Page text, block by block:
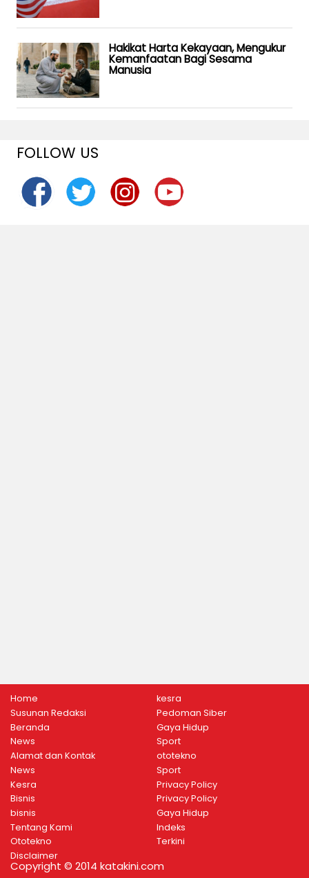
Hakikat Harta Kekayaan, Mengukur
Kemanfaatan Bagi Sesama
Manusia
FOLLOW US
Home
Susunan Redaksi
Beranda
News
Alamat dan Kontak
News
Kesra
Bisnis
bisnis
Tentang Kami
Ototekno
Disclaimer
kesra
Pedoman Siber
Gaya Hidup
Sport
ototekno
Sport
Privacy Policy
Privacy Policy
Gaya Hidup
Indeks
Terkini
Copyright © 2014 katakini.com